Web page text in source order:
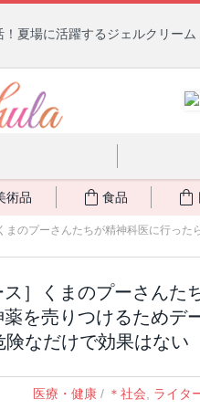
夏場に活躍するジェルクリー
術品 食品
まのプーさんたちが精神科医に行っ
ス］くまのプーさんた
売りつけるためデ
なだけで効果はない
医療・健康/ ＊社会 ライタ